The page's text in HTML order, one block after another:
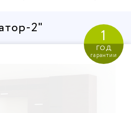
2" 1
год
гарантии